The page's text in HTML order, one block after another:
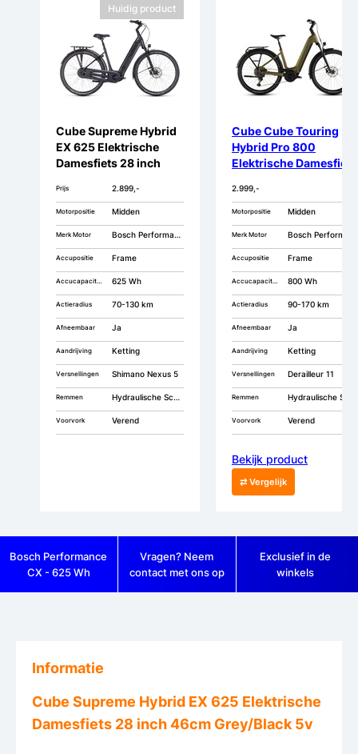
Huidig product
Cube Supreme Hybrid
EX 625 Elektrische
Damesfiets 28 inch
Prijs 2.899,-
Motorpositie Midden
Merk Motor Bosch Performance CX
Accupositie Frame
625 Wh
Actieradius 70-130 km
Afneembaar Ja
Aandrijving Ketting
Versnellingen Shimano Nexus 5
Remmen Hydraulische Schijfremmen
Voorvork Verend
Cube Cube Touring
Hybrid Pro 800
Elektrische Damesfiets
2.999,-
Motorpositie Midden
Merk Motor Bosch Performance Line PX
Accupositie Frame
800 Wh
Actieradius 90-170 km
Afneembaar Ja
Aandrijving Ketting
Versnellingen Derailleur 11
Remmen Hydraulische Schijfremmen
Voorvork Verend
Bekijk product
⇄ Vergelijk
Bosch Performance
CX - 625 Wh
Vragen? Neem
contact met ons op
Exclusief in de
winkels
Informatie
Cube Supreme Hybrid EX 625 Elektrische
Damesfiets 28 inch 46cm Grey/Black 5v